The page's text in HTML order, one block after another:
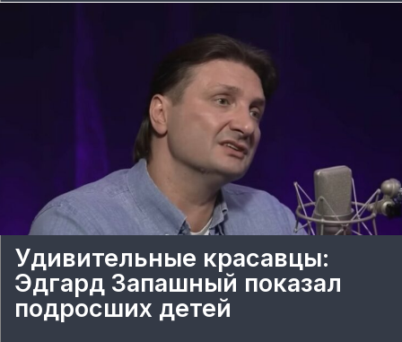
Удивительные красавцы:
Эдгард Запашный показал
подросших детей